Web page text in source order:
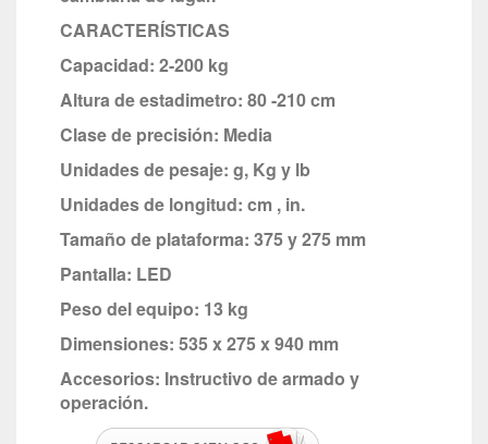
CARACTERÍSTICAS
Capacidad: 2-200 kg
Altura de estadimetro: 80 -210 cm
Clase de precisión: Media
Unidades de pesaje: g, Kg y lb
Unidades de longitud: cm , in.
Tamaño de plataforma: 375 y 275 mm
Pantalla: LED
Peso del equipo: 13 kg
Dimensiones: 535 x 275 x 940 mm
Accesorios: Instructivo de armado y
operación.